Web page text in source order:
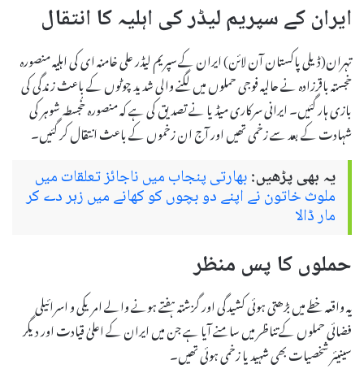
ایران کے سپریم لیڈر کی اہلیہ کا انتقال
تہران(ڈیلی پاکستان آن لائن) ایران کے سپریم لیڈر علی خامنہ ای کی اہلیہ منصوره
خجستہ باقرزادہ نے حالیہ فوجی حملوں میں لگنے والی شدید چوٹوں کے باعث زندگی کی
بازی ہار گئیں۔ ایرانی سرکاری میڈیا نے تصدیق کی ہے کہ منصوره خُجسطہ شوہر کی
شہادت کے بعد سے زخمی تھیں اور آج ان زخموں کے باعث انتقال کر گئیں۔
یہ بھی پڑھیں:بھارتی پنجاب میں ناجائز تعلقات میں
ملوث خاتون نے اپنے دو بچوں کو کھانے میں زہر دے کر
مار ڈالا
حملوں کا پس منظر
یہ واقعہ خطے میں بڑھتی ہوئی کشیدگی اور گزشتہ ہفتے ہونے والے امریکی و اسرائیلی
فضائی حملوں کے تناظر میں سامنے آیا ہے جن میں ایران کے اعلیٰ قیادت اور دیگر
سینیئر شخصیات بھی شہید یا زخمی ہوئی تھیں۔